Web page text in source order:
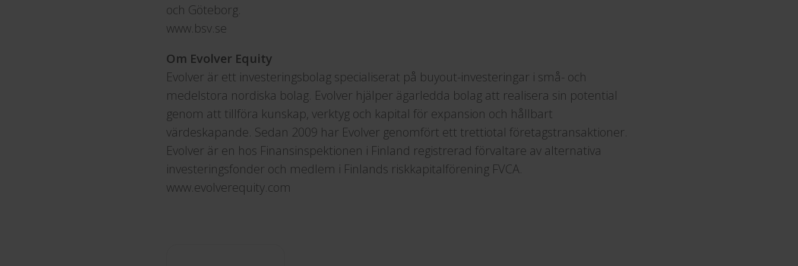
och Göteborg.
www.bsv.se
Om Evolver Equity
Evolver är ett investeringsbolag specialiserat på buyout-investeringar i små- och
medelstora nordiska bolag. Evolver hjälper ägarledda bolag att realisera sin potential
genom att tillföra kunskap, verktyg och kapital för expansion och hållbart
värdeskapande. Sedan 2009 har Evolver genomfört ett trettiotal företagstransaktioner.
Evolver är en hos Finansinspektionen i Finland registrerad förvaltare av alternativa
investeringsfonder och medlem i Finlands riskkapitalförening FVCA.
www.evolverequity.com